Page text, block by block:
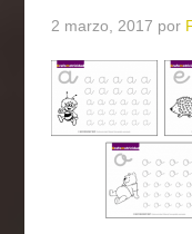
2 marzo, 2017 por